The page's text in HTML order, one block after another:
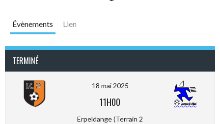
Évènements Lien
TERMINÉ
18 mai 2025
11H00
Erpeldange (Terrain 2